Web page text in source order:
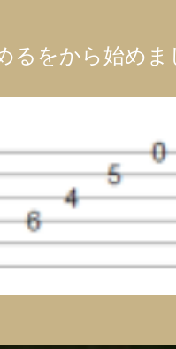
るをから始めま